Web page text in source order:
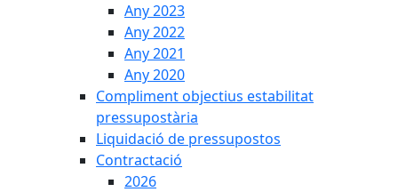
Any 2023
Any 2022
Any 2021
Any 2020
Compliment objectius estabilitat
pressupostària
Liquidació de pressupostos
Contractació
2026